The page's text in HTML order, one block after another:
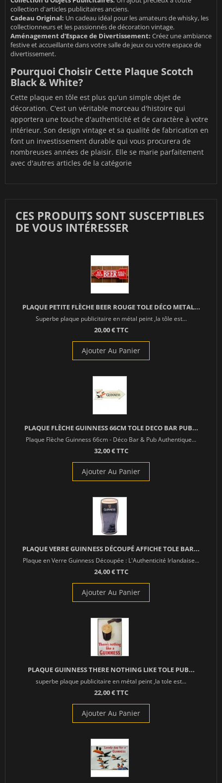
collection d'articles publicitaires anciens.
Cadeau Original: Un cadeau idéal pour les amateurs de whisky, les
collectionneurs et les passionnés de décoration vintage.
Aménagement d'Espace de Divertissement: Créez une ambiance
festive et accueillante dans votre salle de jeux ou votre espace de
divertissement.
Pourquoi Choisir Cette Plaque Scotch
Black & White?
Cette plaque en tôle est plus qu'un simple objet de
décoration. C'est un véritable morceau d'histoire qui
apportera une touche d'authenticité et de caractère à votre
intérieur. Son design vintage et sa qualité de fabrication en
font un investissement durable qui vous procurera de
nombreuses années de plaisir. Elle se marie parfaitement
avec d'autres articles de la catégorie
CES PRODUITS SONT SUSCEPTIBLES
DE VOUS INTÉRESSER
PLAQUE PETITE FLÈCHE BEER ROUGE TOLE DÉCO METAL...
Superbe plaque publicitaire en métal peint ,la tôle est...
20,00 € TTC
Ajouter Au Panier
PLAQUE FLÈCHE GUINNESS 66CM TOLE DECO BAR PUB...
Plaque Flèche Guinness 66cm - Déco Bar & Pub Authentique...
32,00 € TTC
Ajouter Au Panier
PLAQUE VERRE GUINNESS DÉCOUPÉ AFFICHE TOLE BAR...
Plaque en Verre Guinness Découpée : L'Authenticité Irlandaise...
24,00 € TTC
Ajouter Au Panier
PLAQUE GUINNESS THERE NOTHING LIKE TOLE PUB...
superbe plaque publicitaire en métal peint ,la tole est...
22,00 € TTC
Ajouter Au Panier